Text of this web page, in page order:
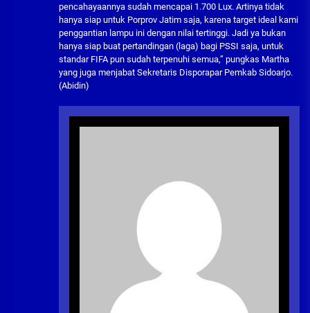
pencahayaannya sudah mencapai 1.700 Lux. Artinya tidak
hanya siap untuk Porprov Jatim saja, karena target ideal kami
penggantian lampu ini dengan nilai tertinggi. Jadi ya bukan
hanya siap buat pertandingan (laga) bagi PSSI saja, untuk
standar FIFA pun sudah terpenuhi semua,” pungkas Martha
yang juga menjabat Sekretaris Disporapar Pemkab Sidoarjo.
(Abidin)